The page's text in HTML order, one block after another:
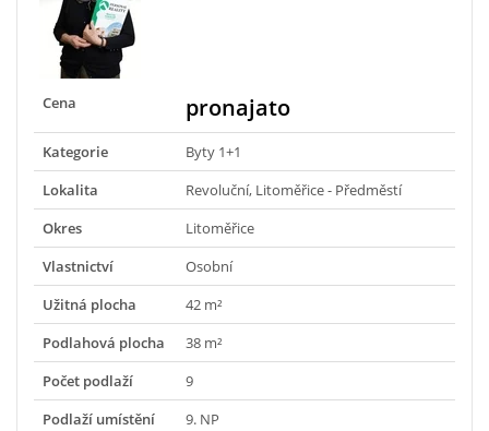
Cena pronajato
Kategorie
Byty 1+1
Lokalita
Revoluční, Litoměřice - Předměstí
Okres
Litoměřice
Vlastnictví
Osobní
Užitná plocha
42 m²
Podlahová plocha
38 m²
Počet podlaží
9
Podlaží umístění
9. NP